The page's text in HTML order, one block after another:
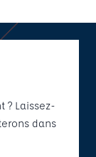
? Laissez-
dans